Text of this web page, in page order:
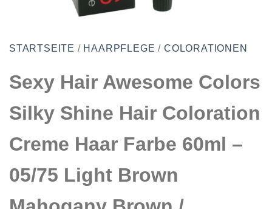
STARTSEITE / HAARPFLEGE / COLORATIONEN
Sexy Hair Awesome Colors
Silky Shine Hair Coloration
Creme Haar Farbe 60ml –
05/75 Light Brown